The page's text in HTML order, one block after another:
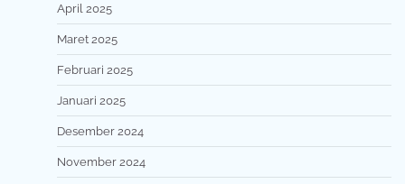
April 2025
Maret 2025
Februari 2025
Januari 2025
Desember 2024
November 2024